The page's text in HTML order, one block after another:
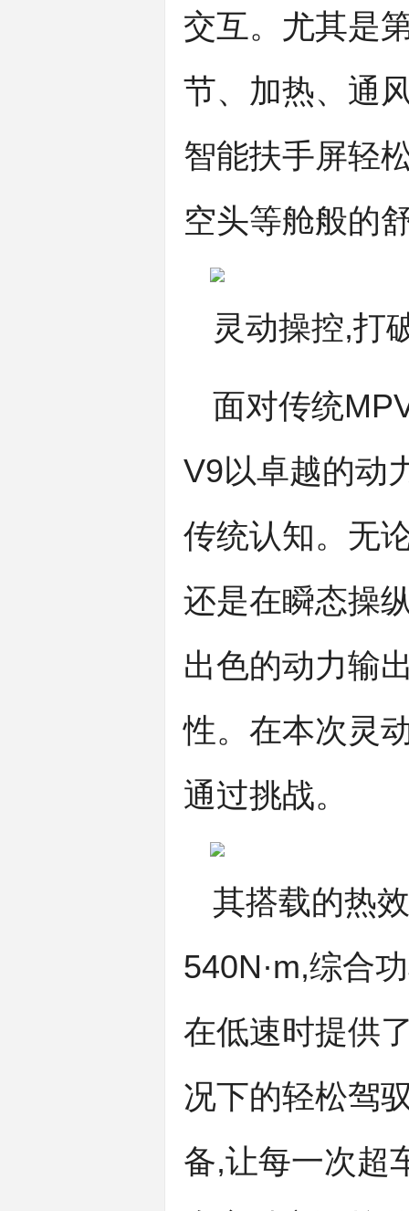
交互。尤其是
节、加热、通
智能扶手屏轻
空头等舱般的
灵动操控,打
面对传统
V9以卓越的动
传统认知。无
还是在瞬态操
出色的动力输
性。在本次灵
通过挑战。
其搭载的热
540N·m,综合
在低速时提供
况下的轻松驾
备,让每一次超